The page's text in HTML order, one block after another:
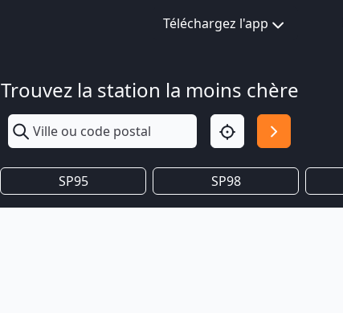
Téléchargez l'app
Trouvez la station la moins chère
SP95 SP98